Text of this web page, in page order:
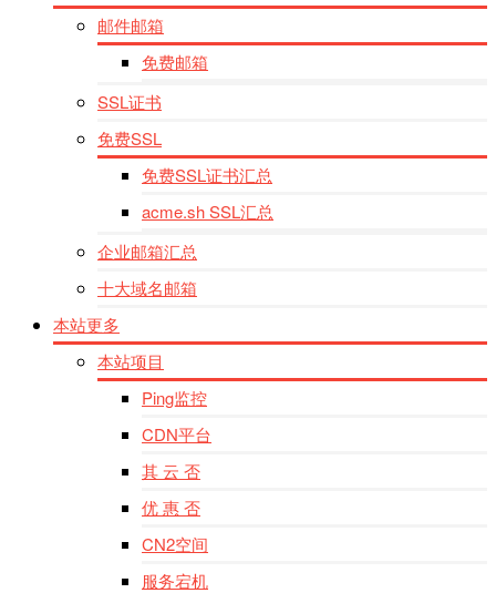
邮件邮箱
免费邮箱
SSL证书
免费SSL
免费SSL证书汇总
acme.sh SSL汇总
企业邮箱汇总
十大域名邮箱
本站更多
本站项目
Ping监控
CDN平台
其 云 否
优 惠 否
CN2空间
服务宕机